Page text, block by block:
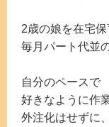
2歳の娘を在宅保
毎月パート代並
自分のペースで
好きなように作
外注化はせずに、